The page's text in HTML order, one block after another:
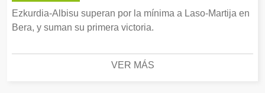
Ezkurdia-Albisu superan por la mínima a Laso-Martija en
Bera, y suman su primera victoria.
VER MÁS